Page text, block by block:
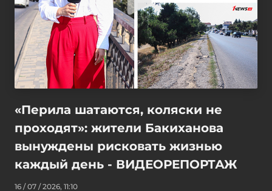
«Перила шатаются, коляски не
проходят»: жители Бакиханова
вынуждены рисковать жизнью
каждый день - ВИДЕОРЕПОРТАЖ
16 / 07 / 2026, 11:10